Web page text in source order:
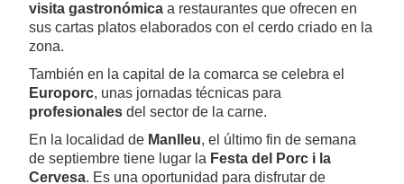
visita gastronómica a restaurantes que ofrecen en
sus cartas platos elaborados con el cerdo criado en la
zona.
También en la capital de la comarca se celebra el
Europorc, unas jornadas técnicas para
profesionales del sector de la carne.
En la localidad de Manlleu, el último fin de semana
de septiembre tiene lugar la Festa del Porc i la
Cervesa. Es una oportunidad para disfrutar de